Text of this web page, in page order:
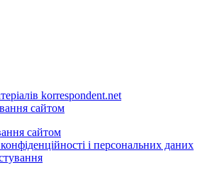
korrespondent.net
сайтом
сайтом
і персональних даних